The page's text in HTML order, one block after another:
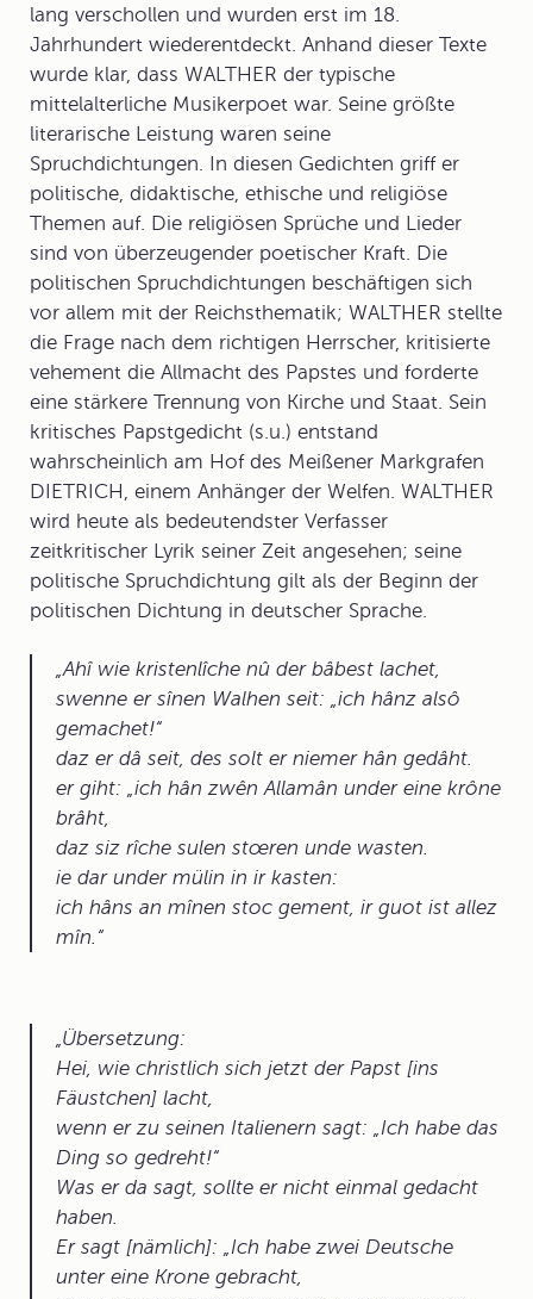
lang verschollen und wurden erst im 18.
Jahrhundert wiederentdeckt. Anhand dieser Texte
wurde klar, dass WALTHER der typische
mittelalterliche Musikerpoet war. Seine größte
literarische Leistung waren seine
Spruchdichtungen. In diesen Gedichten griff er
politische, didaktische, ethische und religiöse
Themen auf. Die religiösen Sprüche und Lieder
sind von überzeugender poetischer Kraft. Die
politischen Spruchdichtungen beschäftigen sich
vor allem mit der Reichsthematik; WALTHER stellte
die Frage nach dem richtigen Herrscher, kritisierte
vehement die Allmacht des Papstes und forderte
eine stärkere Trennung von Kirche und Staat. Sein
kritisches Papstgedicht (s.u.) entstand
wahrscheinlich am Hof des Meißener Markgrafen
DIETRICH, einem Anhänger der Welfen. WALTHER
wird heute als bedeutendster Verfasser
zeitkritischer Lyrik seiner Zeit angesehen; seine
politische Spruchdichtung gilt als der Beginn der
politischen Dichtung in deutscher Sprache.
Ahî wie kristenlîche nû der bâbest lachet,
swenne er sînen Walhen seit: „ich hânz alsô
gemachet!“
daz er dâ seit, des solt er niemer hân gedâht.
er giht: „ich hân zwên Allamân under eine krône
brâht,
daz siz rîche sulen stœren unde wasten.
ie dar under mülin in ir kasten:
ich hâns an mînen stoc gement, ir guot ist allez
mîn.
Übersetzung:
Hei, wie christlich sich jetzt der Papst [ins
Fäustchen] lacht,
wenn er zu seinen Italienern sagt: „Ich habe das
Ding so gedreht!“
Was er da sagt, sollte er nicht einmal gedacht
haben.
Er sagt [nämlich]: „Ich habe zwei Deutsche
unter eine Krone gebracht,